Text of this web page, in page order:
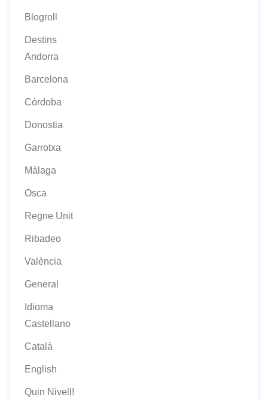
Blogroll
Destins
Andorra
Barcelona
Còrdoba
Donostia
Garrotxa
Màlaga
Osca
Regne Unit
Ribadeo
València
General
Idioma
Castellano
Català
English
Quin Nivell!